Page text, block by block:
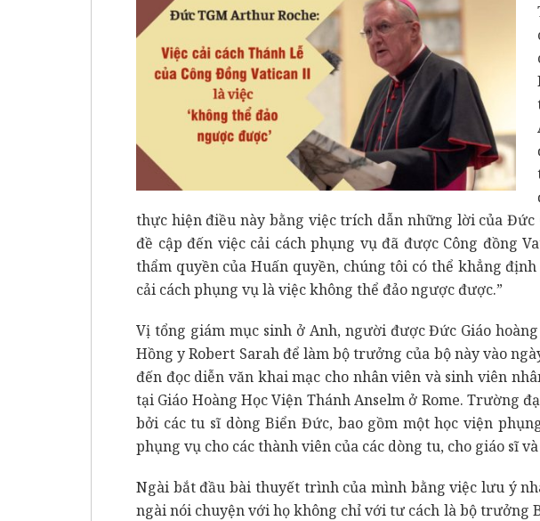
thực hiện điều này bằng việc trích dẫn những lời của Đức
đề cập đến việc cải cách phụng vụ đã được Công đồng
thẩm quyền của Huấn quyền, chúng tôi có thể khẳng
cải cách phụng vụ là việc không thể đảo ngược được.”
Vị tổng giám mục sinh ở Anh, người được Đức Giáo
Hồng y Robert Sarah để làm bộ trưởng của bộ này vào
đến đọc diễn văn khai mạc cho nhân viên và sinh viên
tại Giáo Hoàng Học Viện Thánh Anselm ở Rome. Trường
bởi các tu sĩ dòng Biển Đức, bao gồm một học viện
phụng vụ cho các thành viên của các dòng tu, cho giáo sĩ
Ngài bắt đầu bài thuyết trình của mình bằng việc lưu ý
ngài nói chuyện với họ không chỉ với tư cách là bộ trưởng